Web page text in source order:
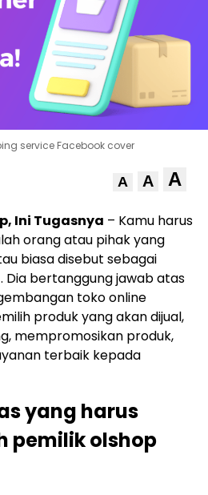
service Facebook cover
A A A
Ini Tugasnya – Kamu harus
orang atau pihak yang
biasa disebut sebagai
Dia bertanggung jawab atas
toko online
produk yang akan dijual,
mempromosikan produk,
terbaik kepada
yang harus
pemilik olshop